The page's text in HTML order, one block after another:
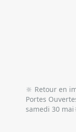
🔆 Retour en
Portes
samedi 30